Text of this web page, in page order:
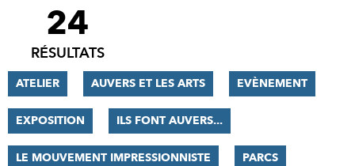
FILTRER
RÉSULTATS
24
RÉSULTATS
ATELIER AUVERS ET LES ARTS EVÈNEMENT
EXPOSITION ILS FONT AUVERS...
LE MOUVEMENT IMPRESSIONNISTE PARCS